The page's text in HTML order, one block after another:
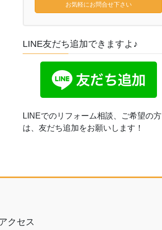
お気軽にお問合せ下さい
LINE友だち追加できますよ♪
LINEでのリフォーム相談、ご希望の方
は、友だち追加をお願いします！
クセス